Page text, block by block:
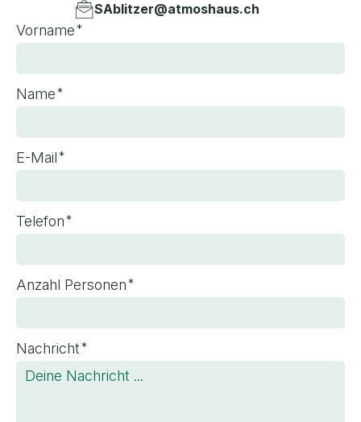
SAblitzer@atmoshaus.ch
Vorname*
Name*
E-Mail*
Telefon*
Anzahl Personen*
Nachricht*